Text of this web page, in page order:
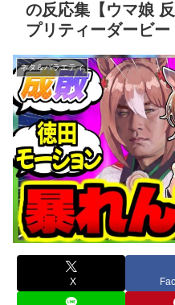
の反応集【ウマ娘
プリティーダービー
ネタ＆バラエティ
X